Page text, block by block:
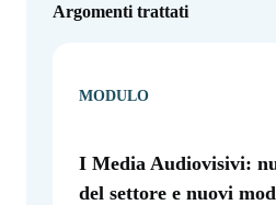
Argomenti trattati
MODULO
I Media Audiovisivi:
del settore e nuovi